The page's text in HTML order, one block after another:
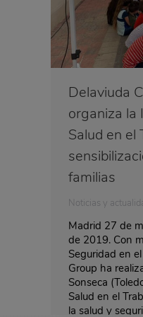
Delaviuda
organiza la
Salud en el
familias
Noticias y
Madrid 27 de
de 2019. Con
Seguridad en
Group ha
Sonseca
Salud en el
la salud y